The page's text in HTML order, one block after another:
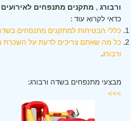
ורבורג , מתקנים מתנפחים
כדאי לקרוא עוד :
כללי הבטיחות למתקנים מתנפחים
כל מה שאתם צריכים לדעת על השכרת
ורבורג.
מבצעי מתנפחים בשדה ורבורג:
>>>